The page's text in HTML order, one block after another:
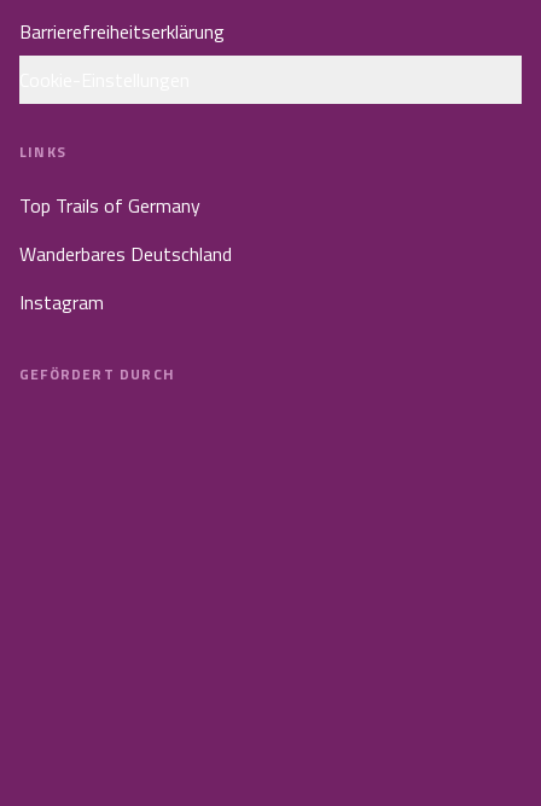
Barrierefreiheitserklärung
LINKS
Top Trails of Germany
Wanderbares Deutschland
Instagram
GEFÖRDERT DURCH